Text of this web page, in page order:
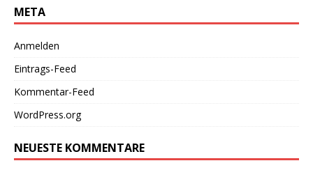
META
Anmelden
Eintrags-Feed
Kommentar-Feed
WordPress.org
NEUESTE KOMMENTARE